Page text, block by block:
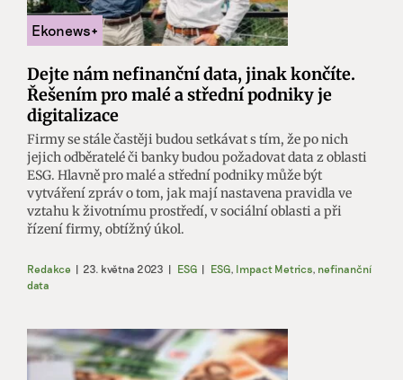
Dejte nám nefinanční data, jinak končíte.
Řešením pro malé a střední podniky je
digitalizace
Firmy se stále častěji budou setkávat s tím, že po nich
jejich odběratelé či banky budou požadovat data z oblasti
ESG. Hlavně pro malé a střední podniky může být
vytváření zpráv o tom, jak mají nastavena pravidla ve
vztahu k životnímu prostředí, v sociální oblasti a při
řízení firmy, obtížný úkol.
Redakce | 23. května 2023 | ESG | ESG Impact Metrics nefinanční
data